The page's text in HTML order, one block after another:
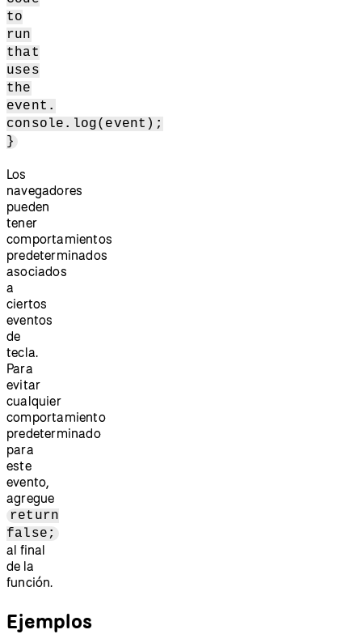
to
run
that
uses
the
event.
console.log(event);
}
Los
navegadores
pueden
tener
comportamientos
predeterminados
asociados
a
ciertos
eventos
de
tecla.
Para
evitar
cualquier
comportamiento
predeterminado
para
este
evento,
agregue
return
false;
al final
de la
función.
Ejemplos